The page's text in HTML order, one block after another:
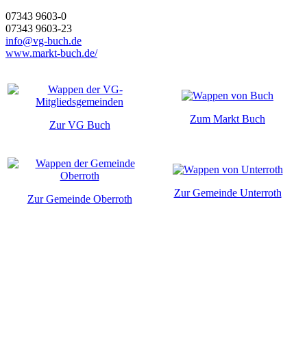
07343 9603-0
07343 9603-23
info@vg-buch.de
www.markt-buch.de/
Zur VG Buch
Zum Markt Buch
Zur Gemeinde Oberroth
Zur Gemeinde Unterroth